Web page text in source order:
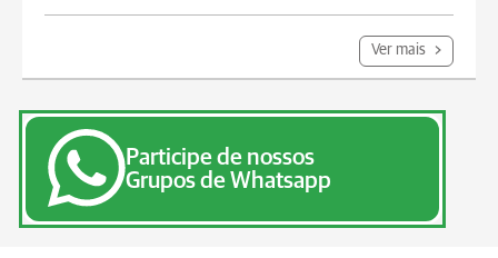
Ver mais
Participe de nossos
Grupos de Whatsapp